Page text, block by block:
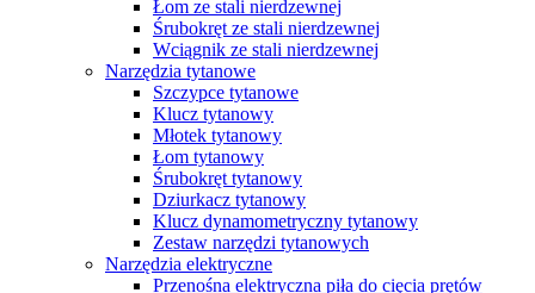
Łom ze stali nierdzewnej
Śrubokręt ze stali nierdzewnej
Wciągnik ze stali nierdzewnej
Narzędzia tytanowe
Szczypce tytanowe
Klucz tytanowy
Młotek tytanowy
Łom tytanowy
Śrubokręt tytanowy
Dziurkacz tytanowy
Klucz dynamometryczny tytanowy
Zestaw narzędzi tytanowych
Narzędzia elektryczne
Przenośna elektryczna piła do cięcia prętów